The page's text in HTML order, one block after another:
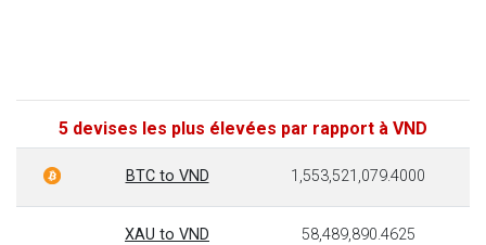
5 devises les plus élevées par rapport à VND
BTC to VND 1,553,521,079.4000
XAU to VND 58,489,890.4625